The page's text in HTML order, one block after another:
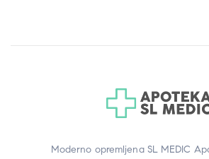
Moderno opremljena SL MEDIC